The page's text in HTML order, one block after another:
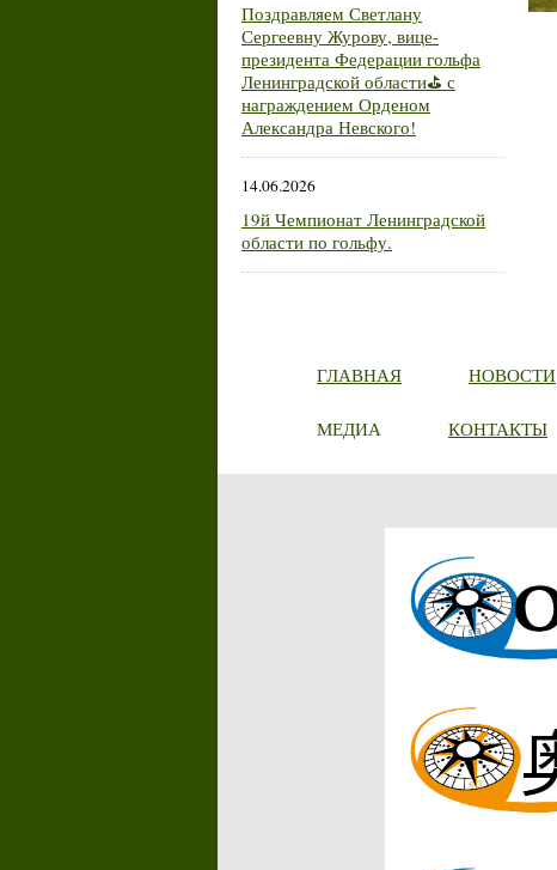
Поздравляем Светлану
Сергеевну Журову, вице-
президента Федерации гольфа
Ленинградской области⛳ с
награждением Орденом
Александра Невского!
14.06.2026
19й Чемпионат Ленинградской
области по гольфу.
ГЛАВНАЯ НОВОСТИ
МЕДИА КОНТАКТЫ